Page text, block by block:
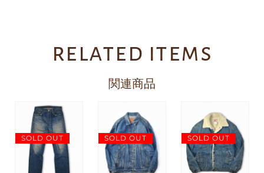
related items
関連商品
SOLD OUT SOLD OUT SOLD OUT